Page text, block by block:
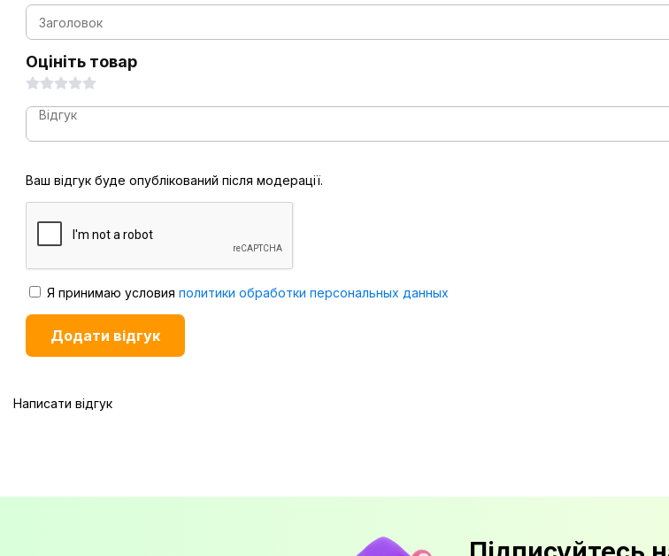
Оцініть товар
Ваш відгук буде опублікований після модерації.
Я принимаю условия политики обработки персональных данных
Написати відгук